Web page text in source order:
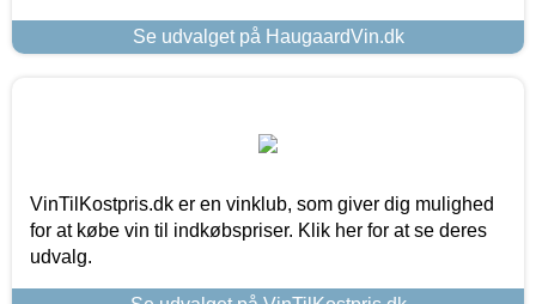
Se udvalget på HaugaardVin.dk
VinTilKostpris.dk er en vinklub, som giver dig mulighed
for at købe vin til indkøbspriser. Klik her for at se deres
udvalg.